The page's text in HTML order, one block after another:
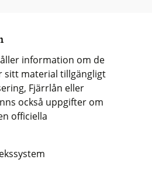
information om de
sitt material tillgängligt
Fjärrlån eller
också uppgifter om
officiella